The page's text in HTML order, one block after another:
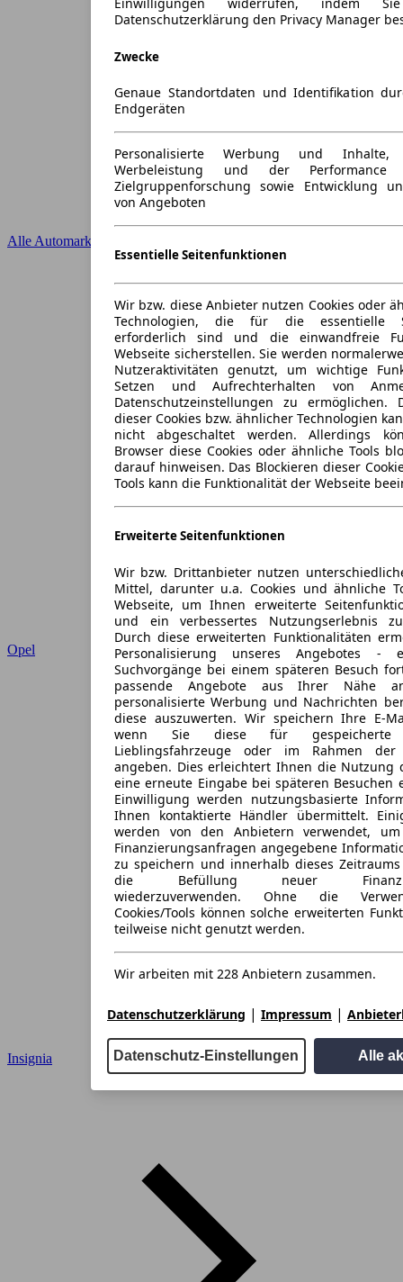
Alle Automarken
Opel
Insignia
Einwilligungen widerrufen, indem
Datenschutzerklärung den Privacy Manager
Zwecke
Genaue Standortdaten und Identifikation
Endgeräten
Personalisierte Werbung und Inhalte,
Werbeleistung und der
Zielgruppenforschung sowie Entwicklung
von Angeboten
Essentielle Seitenfunktionen
Wir bzw. diese Anbieter nutzen Cookies oder
Technologien, die für die essentielle
erforderlich sind und die einwandfreie
Webseite sicherstellen. Sie werden
Nutzeraktivitäten genutzt, um wichtige
Setzen und Aufrechterhalten von
Datenschutzeinstellungen zu ermöglichen.
dieser Cookies bzw. ähnlicher Technologien
nicht abgeschaltet werden. Allerdings
Browser diese Cookies oder ähnliche Tools
darauf hinweisen. Das Blockieren dieser
Tools kann die Funktionalität der Webseite
Erweiterte Seitenfunktionen
Wir bzw. Drittanbieter nutzen
Mittel, darunter u.a. Cookies und ähnliche
Webseite, um Ihnen erweiterte
und ein verbessertes Nutzungserlebnis
Durch diese erweiterten Funktionalitäten
Personalisierung unseres Angebotes
Suchvorgänge bei einem späteren Besuch
passende Angebote aus Ihrer Nähe
personalisierte Werbung und Nachrichten
diese auszuwerten. Wir speichern Ihre E-
wenn Sie diese für gespeicherte
Lieblingsfahrzeuge oder im Rahmen der
angeben. Dies erleichtert Ihnen die Nutzung
eine erneute Eingabe bei späteren
Einwilligung werden nutzungsbasierte
Ihnen kontaktierte Händler übermittelt.
werden von den Anbietern verwendet,
Finanzierungsanfragen angegebene
zu speichern und innerhalb dieses
die Befüllung neuer
wiederzuverwenden. Ohne die
Cookies/Tools können solche erweiterten
teilweise nicht genutzt werden.
Wir arbeiten mit 228 Anbietern zusammen.
Datenschutzerklärung | Impressum |
Datenschutz-Einstellungen Alle